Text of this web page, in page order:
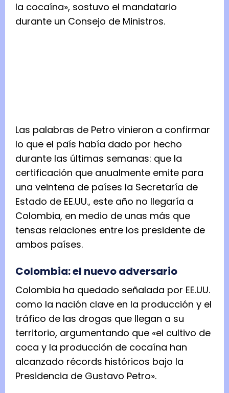
la cocaína», sostuvo el mandatario
durante un Consejo de Ministros.
Las palabras de Petro vinieron a confirmar
lo que el país había dado por hecho
durante las últimas semanas: que la
certificación que anualmente emite para
una veintena de países la Secretaría de
Estado de EE.UU., este año no llegaría a
Colombia, en medio de unas más que
tensas relaciones entre los presidente de
ambos países.
Colombia: el nuevo adversario
Colombia ha quedado señalada por EE.UU.
como la nación clave en la producción y el
tráfico de las drogas que llegan a su
territorio, argumentando que «el cultivo de
coca y la producción de cocaína han
alcanzado récords históricos bajo la
Presidencia de Gustavo Petro».